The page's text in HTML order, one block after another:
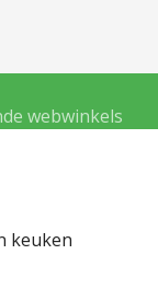
webwinkels
keuken